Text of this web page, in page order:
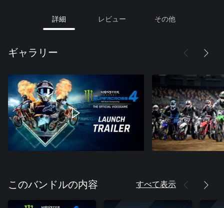
詳細 レビュー その他
ギャラリー
このバンドルの内容 すべて表示